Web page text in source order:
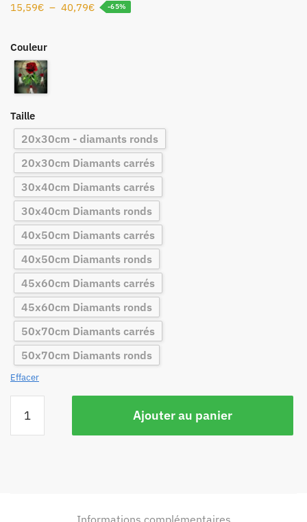
15,59€ – 40,79€ -65%
Couleur
Taille
20x30cm - diamants ronds
20x30cm Diamants carrés
30x40cm Diamants carrés
30x40cm Diamants ronds
40x50cm Diamants carrés
40x50cm Diamants ronds
45x60cm Diamants carrés
45x60cm Diamants ronds
50x70cm Diamants carrés
50x70cm Diamants ronds
Effacer
Ajouter au panier